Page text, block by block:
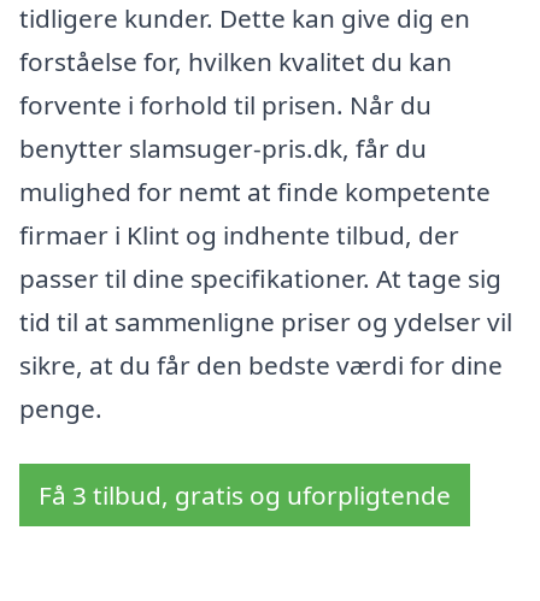
tidligere kunder. Dette kan give dig en
forståelse for, hvilken kvalitet du kan
forvente i forhold til prisen. Når du
benytter slamsuger-pris.dk, får du
mulighed for nemt at finde kompetente
firmaer i Klint og indhente tilbud, der
passer til dine specifikationer. At tage sig
tid til at sammenligne priser og ydelser vil
sikre, at du får den bedste værdi for dine
penge.
Få 3 tilbud, gratis og uforpligtende